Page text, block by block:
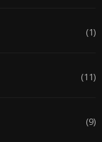
(1)
(11)
(9)